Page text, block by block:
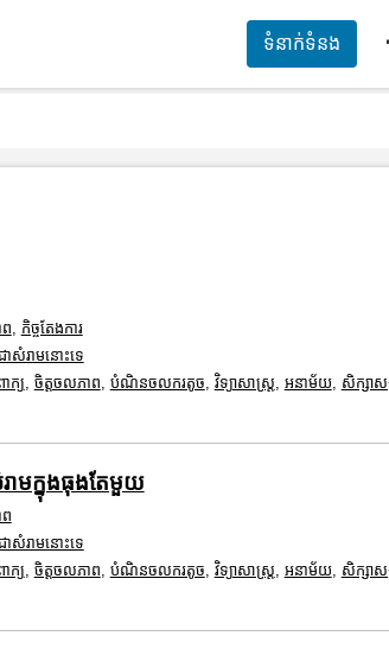
ទំនាក់ទំនង
ព
កិច្ចតែងការ
ាសំរាមនោះទេ
ាក្យ ចិត្តចលភាព បំណិនចលករតូច វិទ្យាសាស្រ្ត អនាម័យ, សិក្សាស
ាមក្នុងធុងតែមួយ
ព
ាសំរាមនោះទេ
ាក្យ ចិត្តចលភាព បំណិនចលករតូច វិទ្យាសាស្រ្ត អនាម័យ, សិក្សាស